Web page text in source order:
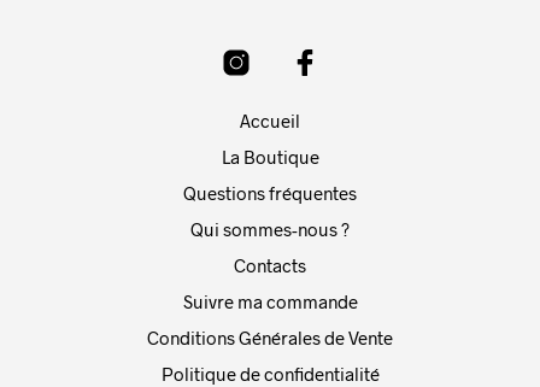
Accueil
La Boutique
Questions fréquentes
Qui sommes-nous ?
Contacts
Suivre ma commande
Conditions Générales de Vente
Politique de confidentialité